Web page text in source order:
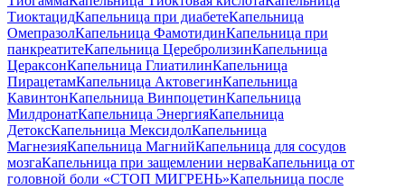
ТиоктацидКапельница при диабетеКапельница
ОмепразолКапельница ФамотидинКапельница при
панкреатитеКапельница ЦеребролизинКапельница
ЦераксонКапельница ГлиатилинКапельница
ПирацетамКапельница АктовегинКапельница
КавинтонКапельница ВинпоцетинКапельница
МилдронатКапельница ЭнергияКапельница
ДетоксКапельница МексидолКапельница
МагнезияКапельница МагнийКапельница для сосудов
мозгаКапельница при защемлении нерваКапельница от
головной боли «СТОП МИГРЕНЬ»Капельница после